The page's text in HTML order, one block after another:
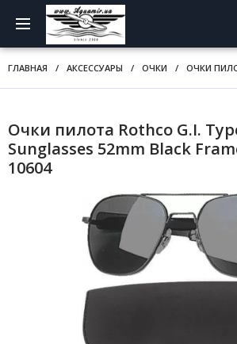
ГЛАВНАЯ / АКСЕССУАРЫ / ОЧКИ / ОЧКИ
Очки пилота Rothco G.I.
Sunglasses 52mm Black
10604